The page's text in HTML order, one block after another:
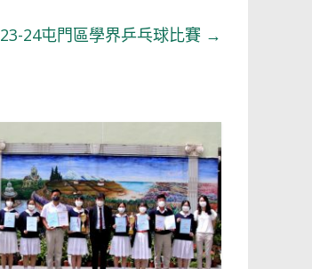
23-24屯門區學界乒乓球比賽 →